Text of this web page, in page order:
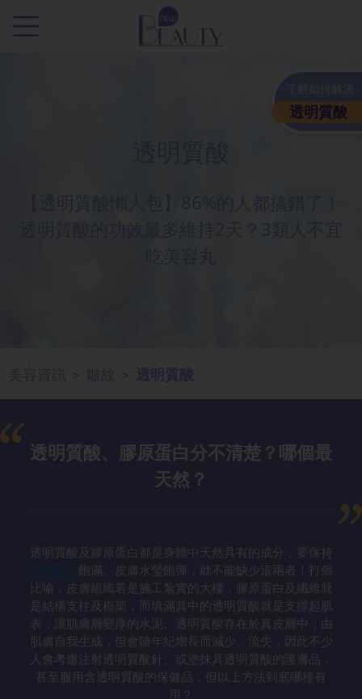
透明質酸
> >
透明質酸、膠原蛋白分不清楚？哪個最
天然？
透明質酸及膠原蛋白都是身體中天然具有的成分，要保持
飽滿、皮膚水瑩飽彈，就不能缺少這兩者！打個
比喻，皮膚組織若是施工紮實的大樓，膠原蛋白及纖維就
是結構支柱及框架，而填滿其中的透明質酸就是支撐起肌
表，讓肌膚層變厚的水泥。透明質酸存在於真皮層中，由
肌膚自我生成，但會隨年紀增長而減少、流失，因此不少
人會考慮注射透明質酸針、或塗抹具透明質酸的護膚品，
甚至服用含透明質酸的保健品，但以上方法到底哪種有
用？